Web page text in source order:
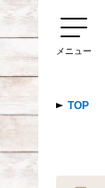
メニュー
TOP